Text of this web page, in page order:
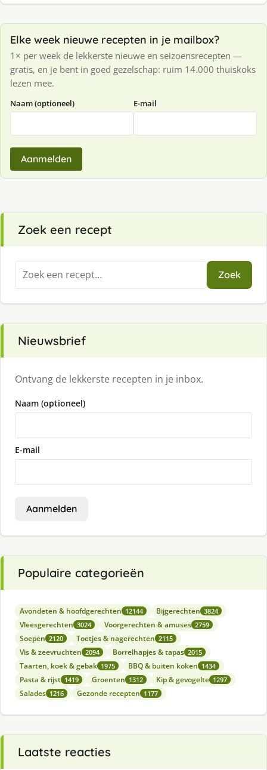
Elke week nieuwe recepten in je mailbox?
1× per week de lekkerste nieuwe en seizoensrecepten —
gratis, en je bent in goed gezelschap: ruim 14.000 thuiskoks
lezen mee.
Naam (optioneel) E-mail
Aanmelden
Zoek een recept
Zoeken
naar:
Zoek
Nieuwsbrief
Ontvang de lekkerste recepten in je inbox.
Naam (optioneel)
E-mail
Aanmelden
Populaire categorieën
Avondeten & hoofdgerechten 12144 Bijgerechten 3824
Vleesgerechten 3024 Voorgerechten & amuses 2759
Soepen 2120 Toetjes & nagerechten 2115
Vis & zeevruchten 2094 Borrelhapjes & tapas 2015
Taarten, koek & gebak 1975 BBQ & buiten koken 1434
Pasta & rijst 1419 Groenten 1312 Kip & gevogelte 1297
Salades 1216 Gezonde recepten 1177
Laatste reacties